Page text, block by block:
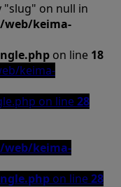
on null in
web/keima-
on line 18
keima-
on line28
web/keima-
on line28